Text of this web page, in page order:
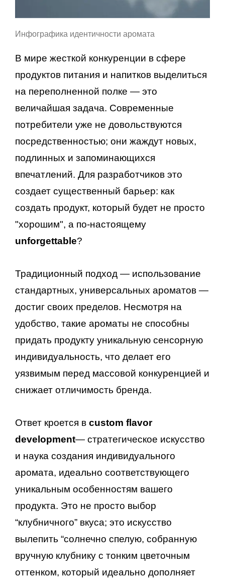
Инфографика идентичности аромата
В мире жесткой конкуренции в сфере
продуктов питания и напитков выделиться
на переполненной полке — это
величайшая задача. Современные
потребители уже не довольствуются
посредственностью; они жаждут новых,
подлинных и запоминающихся
впечатлений. Для разработчиков это
создает существенный барьер: как
создать продукт, который будет не просто
"хорошим", а по-настоящему
unforgettable?
Традиционный подход — использование
стандартных, универсальных ароматов —
достиг своих пределов. Несмотря на
удобство, такие ароматы не способны
придать продукту уникальную сенсорную
индивидуальность, что делает его
уязвимым перед массовой конкуренцией и
снижает отличимость бренда.
Ответ кроется в custom flavor
development— стратегическое искусство
и наука создания индивидуального
аромата, идеально соответствующего
уникальным особенностям вашего
продукта. Это не просто выбор
“клубничного” вкуса; это искусство
вылепить “солнечно спелую, собранную
вручную клубнику с тонким цветочным
оттенком, который идеально дополняет